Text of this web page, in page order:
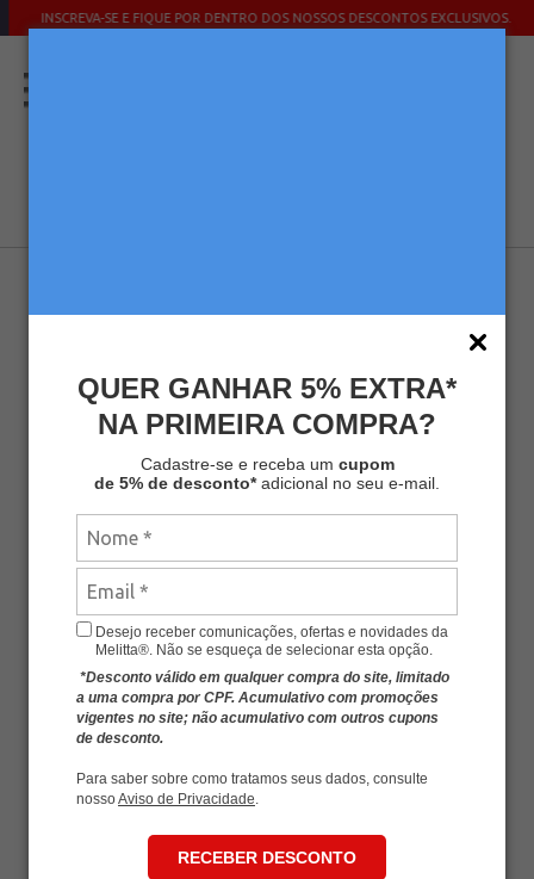
QUER GANHAR 5% EXTRA*
NA PRIMEIRA COMPRA?
Cadastre-se e receba um cupom
de 5% de desconto*adicional no seu e-mail.
Desejo receber comunicações, ofertas e novidades da
Melitta®. Não se esqueça de selecionar esta opção.
*Desconto válido em qualquer compra do site, limitado
a uma compra por CPF. Acumulativo com promoções
vigentes no site; não acumulativo com outros cupons
de desconto.
Para saber sobre como tratamos seus dados, consulte
nossoAviso de Privacidade.
RECEBER DESCONTO
INSCREVA-SE E FIQUE POR DENTRO DOS NOSSOS DESCONTOS EXCLUSIVOS.
5%
Café Melitta® Sabor da Fazenda Vácuo 500g
R$ 29,90R$ 28,40
- + COMPRAR
Café Melitta® Sabor da Fazenda Pouch 500g
R$ 29,90R$ 28,40
-